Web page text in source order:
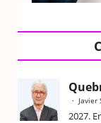
Javier
2027.